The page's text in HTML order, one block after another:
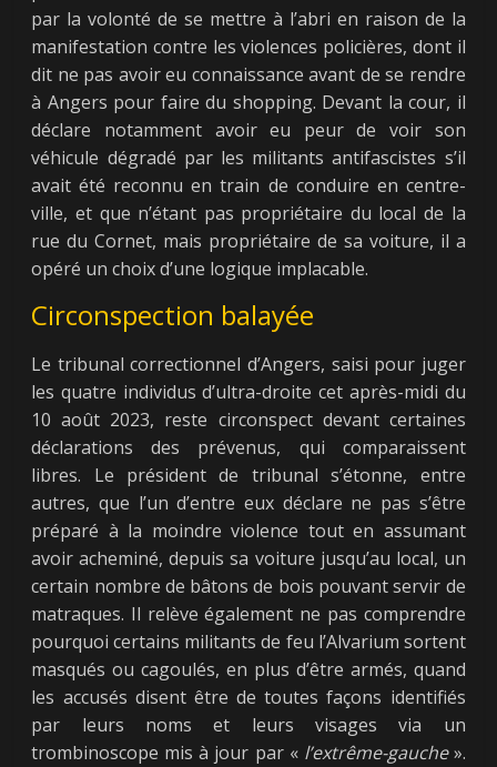
par la volonté de se mettre à l’abri en raison de la
manifestation contre les violences policières, dont il
dit ne pas avoir eu connaissance avant de se rendre
à Angers pour faire du shopping. Devant la cour, il
déclare notamment avoir eu peur de voir son
véhicule dégradé par les militants antifascistes s’il
avait été reconnu en train de conduire en centre-
ville, et que n’étant pas propriétaire du local de la
rue du Cornet, mais propriétaire de sa voiture, il a
opéré un choix d’une logique implacable.
Circonspection balayée
Le tribunal correctionnel d’Angers, saisi pour juger
les quatre individus d’ultra-droite cet après-midi du
10 août 2023, reste circonspect devant certaines
déclarations des prévenus, qui comparaissent
libres. Le président de tribunal s’étonne, entre
autres, que l’un d’entre eux déclare ne pas s’être
préparé à la moindre violence tout en assumant
avoir acheminé, depuis sa voiture jusqu’au local, un
certain nombre de bâtons de bois pouvant servir de
matraques. Il relève également ne pas comprendre
pourquoi certains militants de feu l’Alvarium sortent
masqués ou cagoulés, en plus d’être armés, quand
les accusés disent être de toutes façons identifiés
par leurs noms et leurs visages via un
trombinoscope mis à jour par « l’extrême-gauche».